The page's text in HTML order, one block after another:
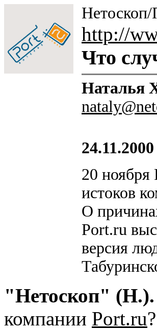
http://
Что
Наталья
24.11.2000
20 ноября
истоков
О
Port.ru
версия
"Нетоскоп" (Н.).
компании Port.ru?